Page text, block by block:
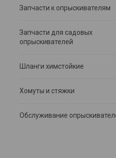
Запчасти к опрыскивателям
Запчасти для садовых
опрыскивателей
Шланги химстойкие
Хомуты и стяжки
Обслуживание